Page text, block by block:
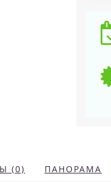
(0) ПАНОРАМА